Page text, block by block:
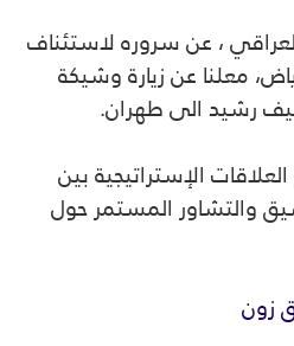
، عن سروره لاستئناف
معلنا عن زيارة وشيكة
رشيد الى طهران.
الإستراتيجية بين
والتشاور المستمر حول